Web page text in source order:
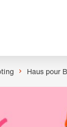
Haus pour